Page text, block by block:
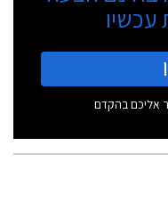
עכשיו
אליכם בהקדם